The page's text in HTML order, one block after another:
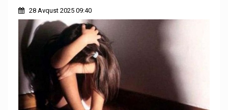
28 Avqust 2025 09:40